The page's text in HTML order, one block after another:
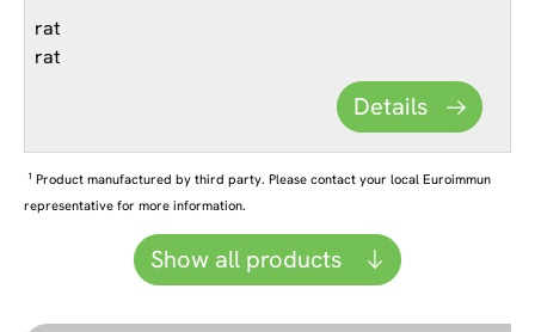
rat
rat
Details
1 Product manufactured by third party. Please contact your local Euroimmun
representative for more information.
Show all products